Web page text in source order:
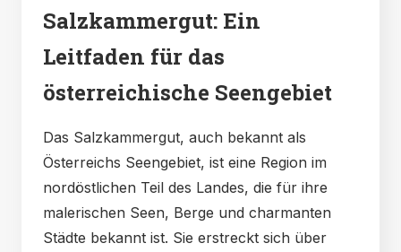
Salzkammergut: Ein
Leitfaden für das
österreichische Seengebiet
Das Salzkammergut, auch bekannt als
Österreichs Seengebiet, ist eine Region im
nordöstlichen Teil des Landes, die für ihre
malerischen Seen, Berge und charmanten
Städte bekannt ist. Sie erstreckt sich über